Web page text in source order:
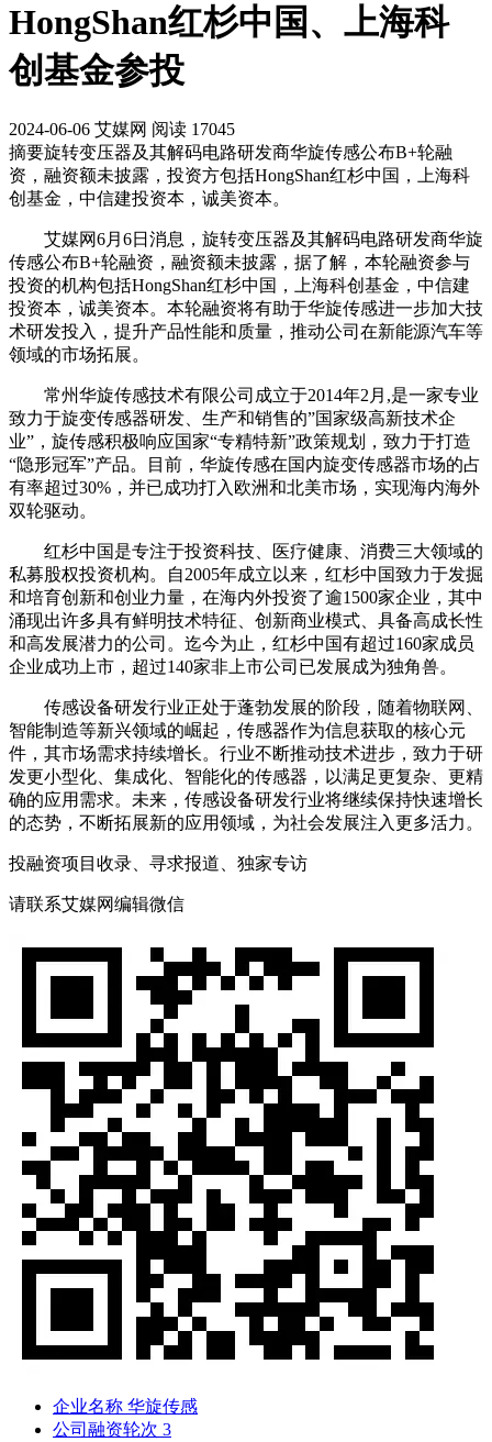
HongShan红杉中国、上海科
创基金参投
2024-06-06 艾媒网 阅读 17045
摘要旋转变压器及其解码电路研发商华旋传感公布B+轮融
资，融资额未披露，投资方包括HongShan红杉中国，上海科
创基金，中信建投资本，诚美资本。
艾媒网6月6日消息，旋转变压器及其解码电路研发商华旋
传感公布B+轮融资，融资额未披露，据了解，本轮融资参与
投资的机构包括HongShan红杉中国，上海科创基金，中信建
投资本，诚美资本。本轮融资将有助于华旋传感进一步加大技
术研发投入，提升产品性能和质量，推动公司在新能源汽车等
领域的市场拓展。
常州华旋传感技术有限公司成立于2014年2月,是一家专业
致力于旋变传感器研发、生产和销售的”国家级高新技术企
业”，旋传感积极响应国家“专精特新”政策规划，致力于打造
“隐形冠军”产品。目前，华旋传感在国内旋变传感器市场的占
有率超过30%，并已成功打入欧洲和北美市场，实现海内海外
双轮驱动。
红杉中国是专注于投资科技、医疗健康、消费三大领域的
私募股权投资机构。自2005年成立以来，红杉中国致力于发掘
和培育创新和创业力量，在海内外投资了逾1500家企业，其中
涌现出许多具有鲜明技术特征、创新商业模式、具备高成长性
和高发展潜力的公司。迄今为止，红杉中国有超过160家成员
企业成功上市，超过140家非上市公司已发展成为独角兽。
传感设备研发行业正处于蓬勃发展的阶段，随着物联网、
智能制造等新兴领域的崛起，传感器作为信息获取的核心元
件，其市场需求持续增长。行业不断推动技术进步，致力于研
发更小型化、集成化、智能化的传感器，以满足更复杂、更精
确的应用需求。未来，传感设备研发行业将继续保持快速增长
的态势，不断拓展新的应用领域，为社会发展注入更多活力。
投融资项目收录、寻求报道、独家专访
请联系艾媒网编辑微信
企业名称 华旋传感
公司融资轮次 3